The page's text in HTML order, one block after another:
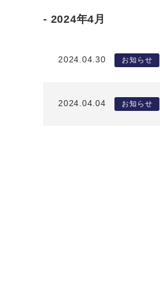
2024年4月
2024.04.30 お知らせ
2024.04.04 お知らせ